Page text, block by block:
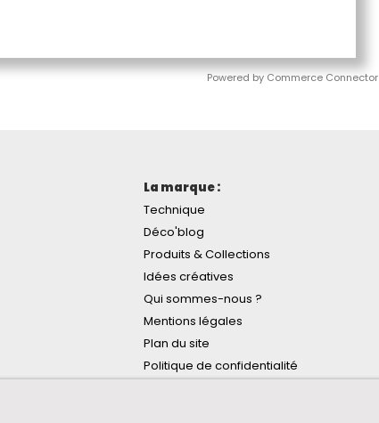
Powered by Commerce Connector
La marque :
Technique
Déco'blog
Produits & Collections
Idées créatives
Qui sommes-nous ?
Mentions légales
Plan du site
Politique de confidentialité